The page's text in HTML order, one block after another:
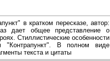
в кратком пересказе, автор:
дает общее представление о
Стиллистические особенности
"Контрапункт". В полном виде
текста и цитаты